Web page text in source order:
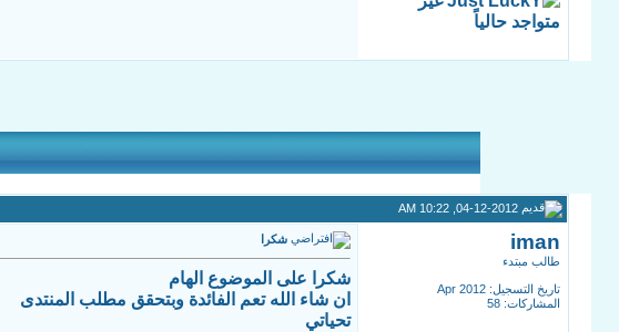
iman
طالب مبتدء
تاريخ التسجيل: Apr 2012
المشاركات: 58
شكرا
شكرا على الموضوع الهام
ان شاء الله تعم الفائدة وبتحقق مطلب المنتدى
تحياتي